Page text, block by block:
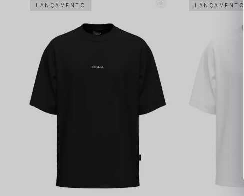
LANÇAMENTO LANÇAMENTO